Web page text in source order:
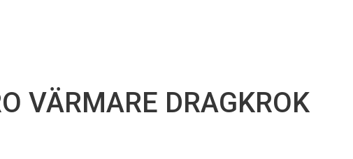
VÄRMARE DRAGKROK